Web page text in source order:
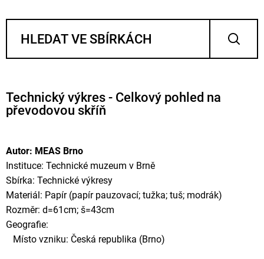
Technický výkres - Celkový pohled na
převodovou skříň
Autor: MEAS Brno
Instituce: Technické muzeum v Brně
Sbírka: Technické výkresy
Materiál: Papír (papír pauzovací; tužka; tuš; modrák)
Rozměr: d=61cm; š=43cm
Geografie:
Místo vzniku: Česká republika (Brno)